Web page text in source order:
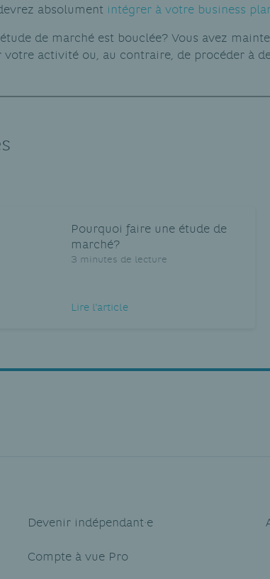
absolument intégrer à votre business
de marché est bouclée? Vous avez
votre activité ou, au contraire, de procéder à
Pourquoi faire une étude de
marché?
3 minutes de lecture
Lire l'article
Devenir indépendant·e
Compte à vue Pro